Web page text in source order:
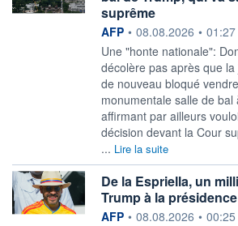
suprême
information fournie par
AFP • 08.08.2026 • 01:27
Une "honte nationale":
décolère pas après que
de nouveau bloqué
monumentale salle de bal
affirmant par ailleurs
décision devant la Cour
... Lire la suite
De la Espriella, un
Trump à la
information fournie par
AFP • 08.08.2026 • 00:25